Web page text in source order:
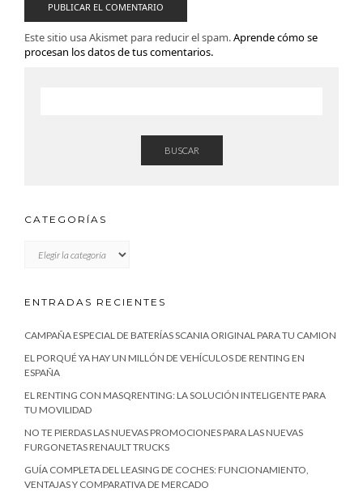
Este sitio usa Akismet para reducir el spam.Aprende cómo se
procesan los datos de tus comentarios.
BUSCAR
CATEGORÍAS
ENTRADAS RECIENTES
CAMPAÑA ESPECIAL DE BATERÍAS SCANIA ORIGINAL PARA TU CAMION
EL PORQUÉ YA HAY UN MILLÓN DE VEHÍCULOS DE RENTING EN
ESPAÑA
EL RENTING CON MASQRENTING: LA SOLUCIÓN INTELIGENTE PARA
TU MOVILIDAD
NO TE PIERDAS LAS NUEVAS PROMOCIONES PARA LAS NUEVAS
FURGONETAS RENAULT TRUCKS
GUÍA COMPLETA DEL LEASING DE COCHES: FUNCIONAMIENTO,
VENTAJAS Y COMPARATIVA DE MERCADO